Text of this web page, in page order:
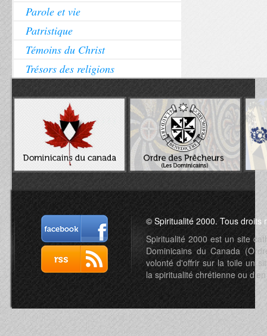
Parole et vie
Patristique
Témoins du Christ
Trésors des religions
© Spiritualité 2000. Tous droits
Spiritualité 2000 est un site
Dominicains du Canada
volonté d'offrir sur la toile un
la spiritualité chrétienne ou